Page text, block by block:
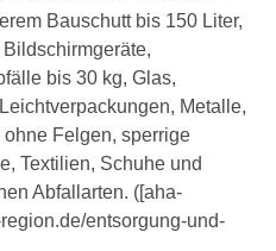
Bauschutt bis 150 Liter,
bis 30 kg, Glas,
Metalle,
Felgen, sperrige
Textilien, Schuhe und
Abfallarten. ([aha-
entsorgung-und-